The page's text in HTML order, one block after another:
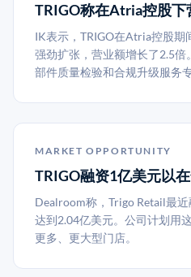
TRIGO称在Atria控股下
IK表示，TRIGO在Atria控股期
强劲扩张，营业额增长了2.5倍
部件质量检验和合规升级服务专
MARKET OPPORTUNITY
TRIGO融资1亿美元以
Dealroom称，Trigo Retail最
达到2.04亿美元。公司计划用
更多、更大型门店。